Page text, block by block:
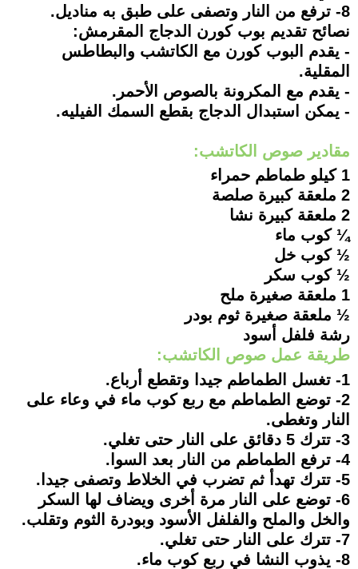
8- ترفع من النار وتصفى على طبق به مناديل.
نصائح تقديم بوب كورن الدجاج المقرمش:
- يقدم البوب كورن مع الكاتشب والبطاطس
المقلية.
- يقدم مع المكرونة بالصوص الأحمر.
- يمكن استبدال الدجاج بقطع السمك الفيليه.
مقادير صوص الكاتشب:
1 كيلو طماطم حمراء
2 ملعقة كبيرة صلصة
2 ملعقة كبيرة نشا
¼ كوب ماء
½ كوب خل
½ كوب سكر
1 ملعقة صغيرة ملح
½ ملعقة صغيرة ثوم بودر
رشة فلفل أسود
طريقة عمل صوص الكاتشب:
1- تغسل الطماطم جيدا وتقطع أرباع.
2- توضع الطماطم مع ربع كوب ماء في وعاء على
النار وتغطى.
3- تترك 5 دقائق على النار حتى تغلي.
4- ترفع الطماطم من النار بعد السوا.
5- تترك تهدأ ثم تضرب في الخلاط وتصفى جيدا.
6- توضع على النار مرة أخرى ويضاف لها السكر
والخل والملح والفلفل الأسود وبودرة الثوم وتقلب.
7- تترك على النار حتى تغلي.
8- يذوب النشا في ربع كوب ماء.